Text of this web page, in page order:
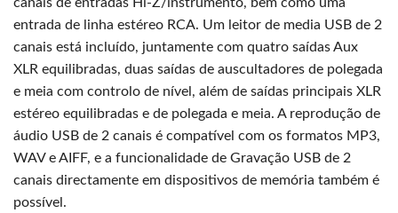
entrada de linha estéreo RCA. Um leitor de media USB de 2
canais está incluído, juntamente com quatro saídas Aux
XLR equilibradas, duas saídas de auscultadores de polegada
e meia com controlo de nível, além de saídas principais XLR
estéreo equilibradas e de polegada e meia. A reprodução de
áudio USB de 2 canais é compatível com os formatos MP3,
WAV e AIFF, e a funcionalidade de Gravação USB de 2
canais directamente em dispositivos de memória também é
possível.